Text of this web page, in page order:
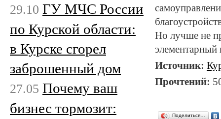
Но лучше не
элементарный
Источник:
Прочтений:
Поделиться…
29.10 ГУ МЧС России
по Курской области:
в Курске сгорел
заброшенный дом
27.05 Почему ваш
бизнес тормозит: